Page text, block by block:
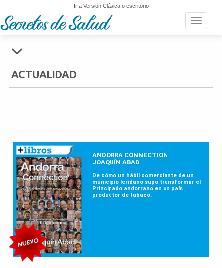
Ir a Versión Clásica o escritorio
Toggle
ACTUALIDAD